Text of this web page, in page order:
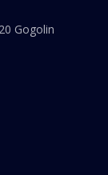
Gogolin